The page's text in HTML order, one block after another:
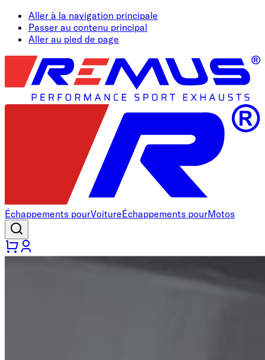
Aller à la navigation principale
Passer au contenu principal
Aller au pied de page
Échappements pourVoitureÉchappements pourMotos